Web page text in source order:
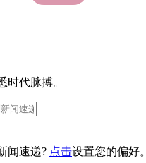
时代脉搏。
闻速递? 点击设置您的偏好。